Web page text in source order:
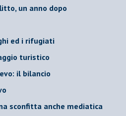
un anno dopo
ed i rifugiati
turistico
il bilancio
sconfitta anche mediatica